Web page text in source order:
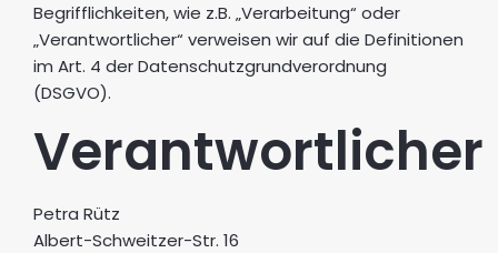
Begrifflichkeiten, wie z.B. „Verarbeitung“ oder
„Verantwortlicher“ verweisen wir auf die Definitionen
im Art. 4 der Datenschutzgrundverordnung
(DSGVO).
Verantwortlicher
Petra Rütz
Albert-Schweitzer-Str. 16